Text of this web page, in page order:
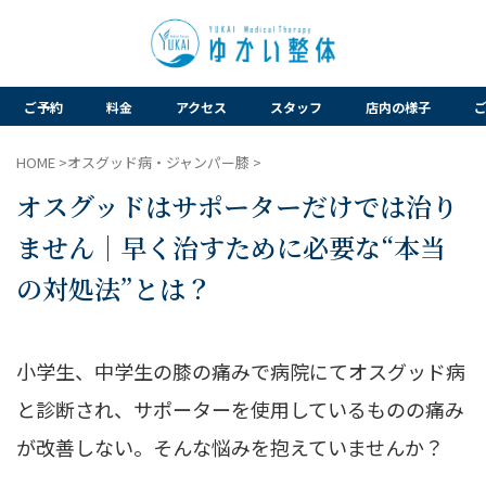
ご予約 料金 アクセス スタッフ 店内の様子
HOME >オスグッド病・ジャンパー膝 >
オスグッドはサポーターだけでは治り
ません｜早く治すために必要な“本当
の対処法”とは？
小学生、中学生の膝の痛みで病院にてオスグッド病
と診断され、サポーターを使用しているものの痛み
が改善しない。そんな悩みを抱えていませんか？